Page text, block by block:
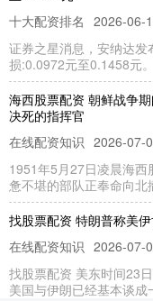
十大配资排名 2026-06-
证券之星消息，安纳达
损:0.0972元至0.1458元
海西股票配资 朝鲜战争
决死的指挥官
在线配资知识 2026-07-
1951年5月27日凌晨海
惫不堪的部队正奉命向
找股票配资 特朗普称美
在线配资知识 2026-07-
找股票配资 美东时间23
美国与伊朗已经基本谈